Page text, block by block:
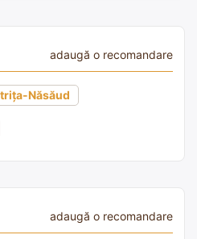
adaugă o recomandare
Năsăud
adaugă o recomandare